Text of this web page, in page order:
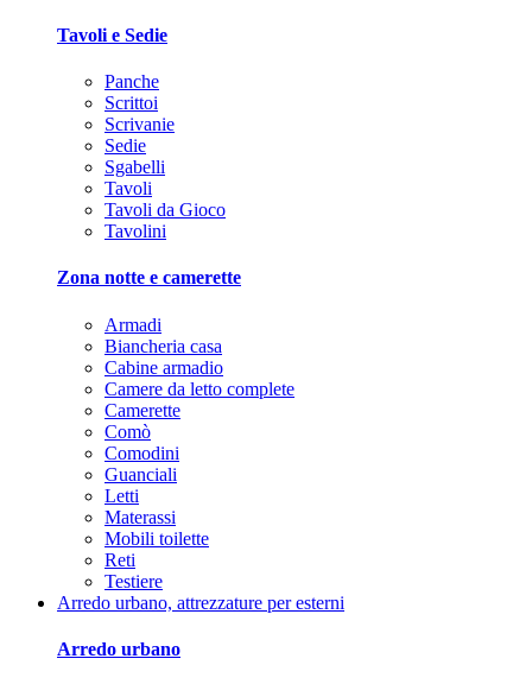
Tavoli e Sedie
Panche
Scrittoi
Scrivanie
Sedie
Sgabelli
Tavoli
Tavoli da Gioco
Tavolini
Zona notte e camerette
Armadi
Biancheria casa
Cabine armadio
Camere da letto complete
Camerette
Comò
Comodini
Guanciali
Letti
Materassi
Mobili toilette
Reti
Testiere
Arredo urbano, attrezzature per esterni
Arredo urbano